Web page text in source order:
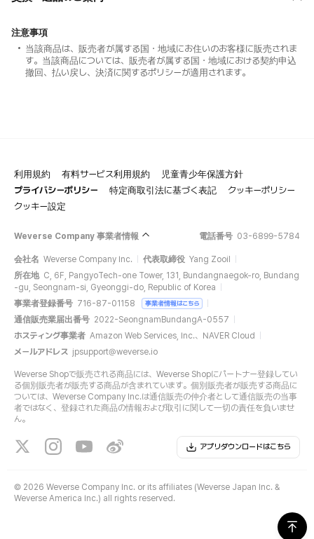
注意事項
当該商品は、販売者が属する国・地域にお住いのお客様に販売されま
す。当該商品については、販売者が属する国・地域における契約申込
撤回、払い戻し、決済に関するポリシーが適用されます。
利用規約 有料サービス利用規約
児童青少年保護方針
プライバシーポリシー
特定商取引法に基づく表記
クッキーポリシー
クッキー設定
Weverse Company 事業者情報 電話番号 03-6899-5784
会社名 Weverse Company Inc. 代表取締役 Yang Zooil
所在地 C, 6F, PangyoTech-one Tower, 131, Bundangnaegok-ro, Bundang
-gu, Seongnam-si, Gyeonggi-do, Republic of Korea
事業者登録番号 716-87-01158 事業者情報はこちら
通信販売業届出番号 2022-SeongnamBundangA-0557
ホスティング事業者 Amazon Web Services, Inc.、NAVER Cloud
メールアドレス jpsupport@weverse.io
Weverse Shopで販売される商品には、Weverse Shopにパートナー登録してい
る個別販売者が販売する商品が含まれています。個別販売者が販売する商品に
ついては、Weverse Company Inc.は通信販売の仲介者として通信販売の当事
者ではなく、登録された商品の情報および取引に関して一切の責任を負いませ
ん。
アプリダウンロードはこちら
© 2026 Weverse Company Inc. or its affiliates (Weverse Japan Inc. &
Weverse America Inc.) all rights reserved.